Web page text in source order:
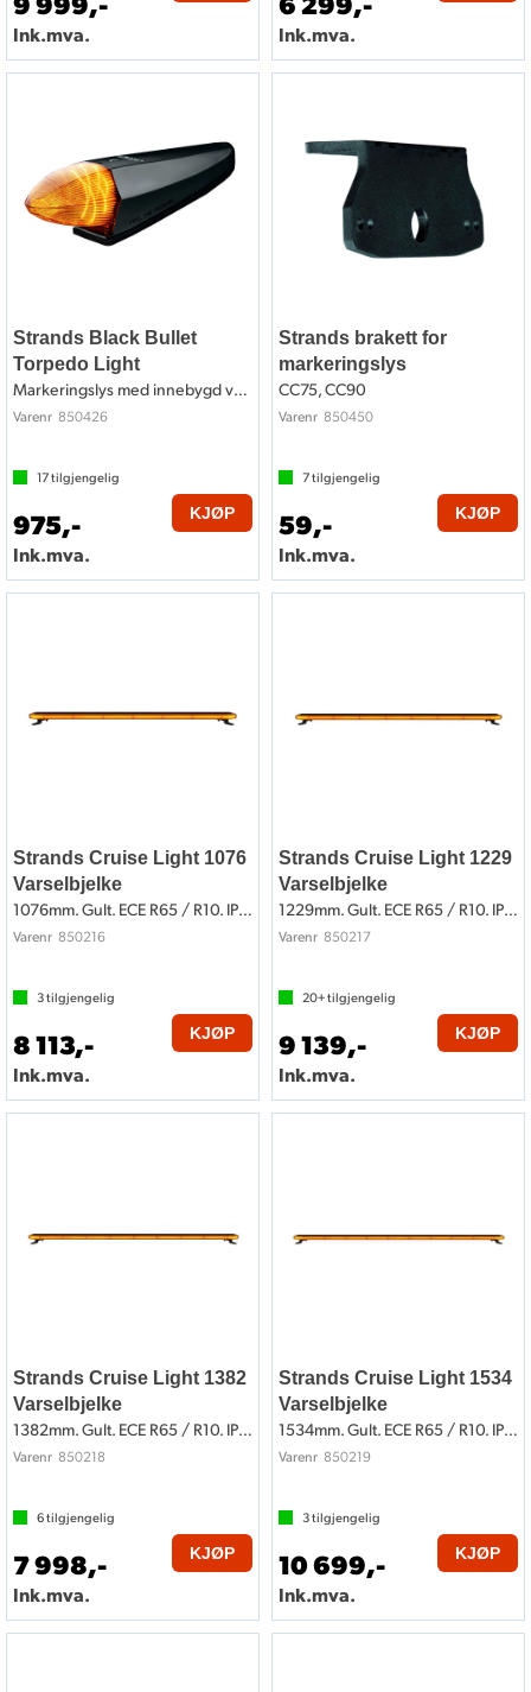
Ink.mva. Ink.mva.
Strands Black Bullet
Torpedo Light
Markeringslys med innebygd varsellys
Varenr 850426
17tilgjengelig
975,-
Ink.mva.
KJØP
Strands brakett for
markeringslys
CC75, CC90
Varenr 850450
7tilgjengelig
59,-
Ink.mva.
KJØP
Strands Cruise Light 1076
Varselbjelke
1076mm. Gult. ECE R65 / R10. IP67
Varenr 850216
3tilgjengelig
8 113,-
Ink.mva.
KJØP
Strands Cruise Light 1229
Varselbjelke
1229mm. Gult. ECE R65 / R10. IP67
Varenr 850217
20+tilgjengelig
9 139,-
Ink.mva.
KJØP
Strands Cruise Light 1382
Varselbjelke
1382mm. Gult. ECE R65 / R10. IP67
Varenr 850218
6tilgjengelig
7 998,-
Ink.mva.
KJØP
Strands Cruise Light 1534
Varselbjelke
1534mm. Gult. ECE R65 / R10. IP67
Varenr 850219
3tilgjengelig
10 699,-
Ink.mva.
KJØP